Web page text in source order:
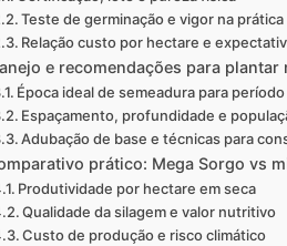
Teste de germinação e vigor na prática
Relação custo por hectare e
e recomendações para plantar
Época ideal de semeadura para
Espaçamento, profundidade e
Adubação de base e técnicas para
prático: Mega Sorgo vs
Produtividade por hectare em seca
Qualidade da silagem e valor nutritivo
Custo de produção e risco climático